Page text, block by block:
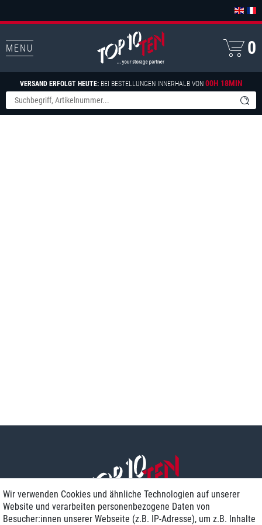
MENU
VERSAND ERFOLGT HEUTE:BEI BESTELLUNGEN INNERHALB VON 00H 18MIN
0
Wir verwenden Cookies und ähnliche Technologien auf unserer
Website und verarbeiten personenbezogene Daten von
Besucher:innen unserer Webseite (z.B. IP-Adresse), um z.B. Inhalte